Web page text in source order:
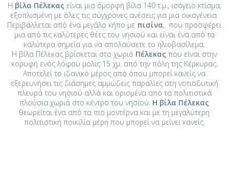
Η βίλα Πέλεκας είναι μια όμορφη βίλα 140 τ.μ., ισόγειο κτίσμα,
εξοπλισμένη με όλες τις σύγχρονες ανέσεις για μια οικογένεια.
Περιβάλλεται από ένα μεγάλο κήπο με πισίνα, που προσφέρει
μια από τις καλύτερες θέες του νησιού και είναι ένα από τα
καλύτερα σημεία για να απολαύσετε το ηλιοβασίλεμα.
Η βίλα Πέλεκας βρίσκεται στο χωριό Πέλεκας που είναι στην
κορυφή ενός λόφου μόλις 15 χμ. από την πόλη της Κέρκυρας.
Αποτελεί το ιδανικό μέρος από όπου μπορεί κανείς να
εξερευνήσει τις διάσημες αμμώδεις παραλίες στη νοτιοδυτική
πλευρά του νησιού αλλά και ορισμένα από τα πολιτιστικά
πλούσια χωριά στο κέντρο του νησιού. Η βίλα Πέλεκας
θεωρείται ένα από τα πιο μοντέρνα και με τη μεγαλύτερη
πολιτιστική ποικιλία μέρη που μπορεί να μείνει κανείς.